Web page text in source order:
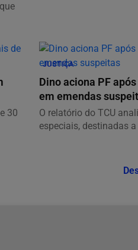
30
JUSTIÇA
Dino aciona PF
em emendas
O relatório do TCU
especiais, destinadas